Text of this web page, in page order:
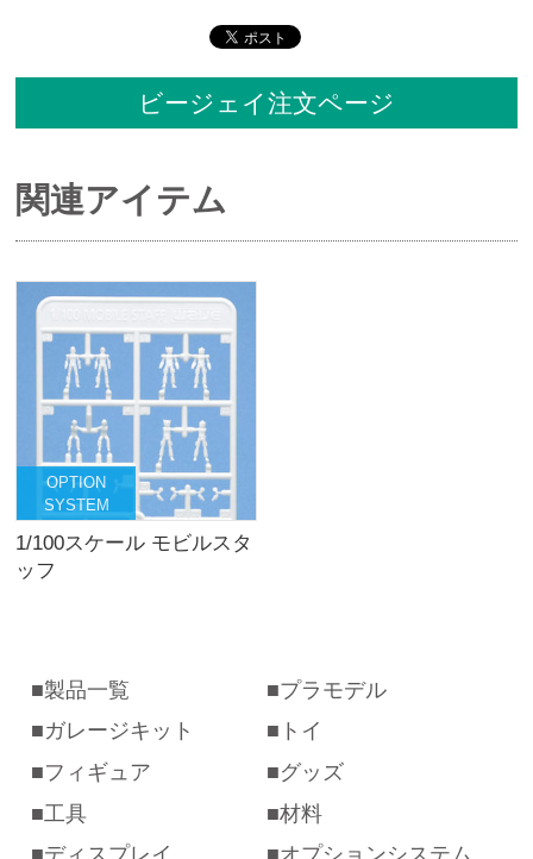
ビージェイ注文ページ
関連アイテム
OPTION
SYSTEM
1/100スケール モビルスタ
ッフ
製品一覧
プラモデル
ガレージキット
トイ
フィギュア
グッズ
工具
材料